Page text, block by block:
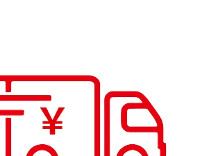
レターパックライト（送料）
¥430